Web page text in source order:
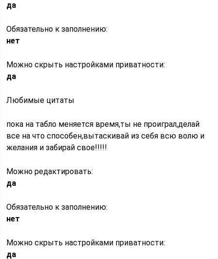
да
Обязательно к заполнению:
нет
Можно скрыть настройками приватности:
да
Любимые цитаты
пока на табло меняется время,ты не проиграл,делай
все на что способен,вытаскивай из себя всю волю и
желания и забирай свое!!!!!
Можно редактировать:
да
Обязательно к заполнению:
нет
Можно скрыть настройками приватности:
да